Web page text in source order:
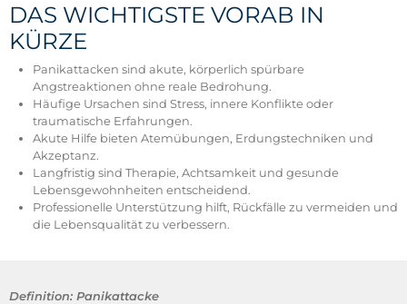
DAS WICHTIGSTE VORAB IN
KÜRZE
Panikattacken sind akute, körperlich spürbare
Angstreaktionen ohne reale Bedrohung.
Häufige Ursachen sind Stress, innere Konflikte oder
traumatische Erfahrungen.
Akute Hilfe bieten Atemübungen, Erdungstechniken und
Akzeptanz.
Langfristig sind Therapie, Achtsamkeit und gesunde
Lebensgewohnheiten entscheidend.
Professionelle Unterstützung hilft, Rückfälle zu vermeiden und
die Lebensqualität zu verbessern.
Definition: Panikattacke